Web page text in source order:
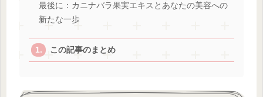
最後に：カニナバラ果実エキスとあなたの美容への
新たな一歩
この記事のまとめ